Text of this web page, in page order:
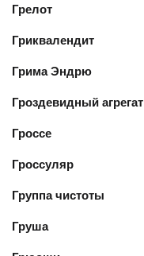
Грелот
Гриквалендит
Грима Эндрю
Гроздевидный агрегат
Гроссе
Гроссуляр
Группа чистоты
Груша